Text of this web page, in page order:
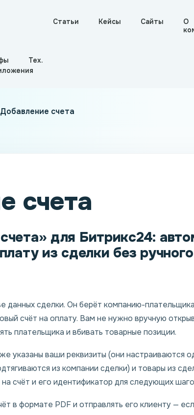
Тех.
Статьи Кейсы Сайты
О
Добавление счета
счета
для Битрикс24:
из сделки без
данных сделки. Он берёт компанию-
счёт на оплату. Вам не нужно вручную
плательщика и вбивать товарные позиции.
указаны ваши реквизиты (они настраиваются
из компании сделки) и товары из
счёт и его идентификатор для следующих
в формате PDF и отправлять его клиенту —